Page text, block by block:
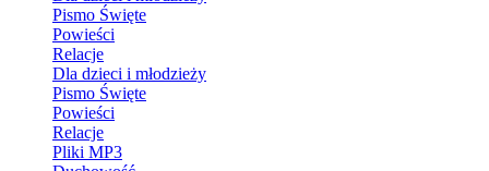
Pismo Święte
Powieści
Relacje
Dla dzieci i młodzieży
Pismo Święte
Powieści
Relacje
Pliki MP3